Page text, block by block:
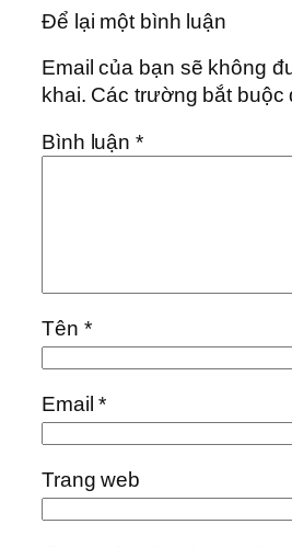
Để lại một bình luận
Email của bạn sẽ không
khai. Các trường bắt
Bình luận*
Tên *
Email*
Trang web